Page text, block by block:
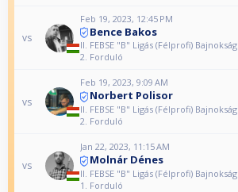
vs
Feb 19, 2023, 12:45 PM
Bence Bakos
II. FEBSE "B" Ligás (Félprofi) Bajnokság
2. Forduló
vs
Feb 19, 2023, 9:09 AM
Norbert Polisor
II. FEBSE "B" Ligás (Félprofi) Bajnokság
2. Forduló
vs
Jan 22, 2023, 11:15 AM
Molnár Dénes
II. FEBSE "B" Ligás (Félprofi) Bajnokság
1. Forduló